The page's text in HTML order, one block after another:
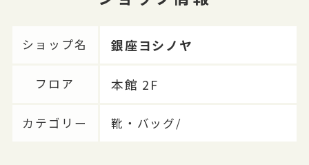
ショップ名 銀座ヨシノヤ
フロア 本館 2F
カテゴリー 靴・バッグ/